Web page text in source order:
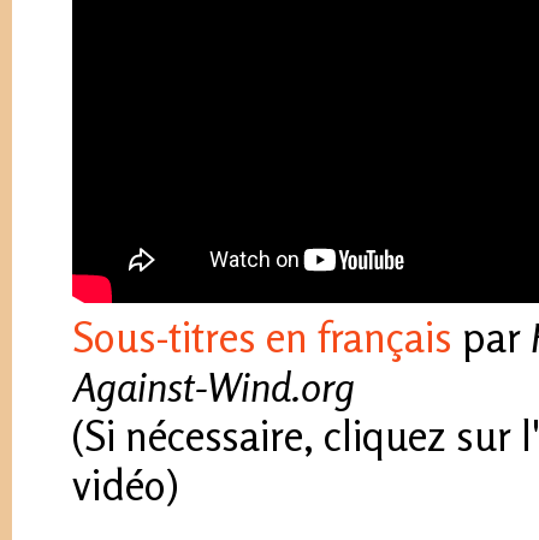
Sous-titres en français par
Against-Wind.org
(Si nécessaire, cliquez sur
vidéo)